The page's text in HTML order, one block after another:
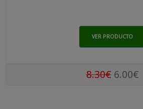
VER PRODUCTO
8.30€6.00€